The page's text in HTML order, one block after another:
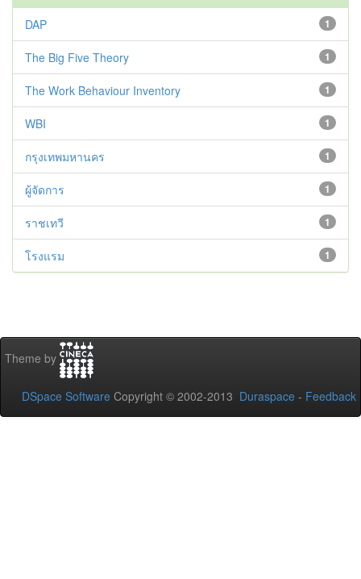
1
DAP
1
The Big Five Theory
1
The Work Behaviour Inventory
1
WBI
1
กรุงเทพมหานคร
1
ผู้จัดการ
1
ราชเทวี
1
โรงแรม
Theme by
DSpace Software Copyright © 2002-2013 Duraspace - Feedback